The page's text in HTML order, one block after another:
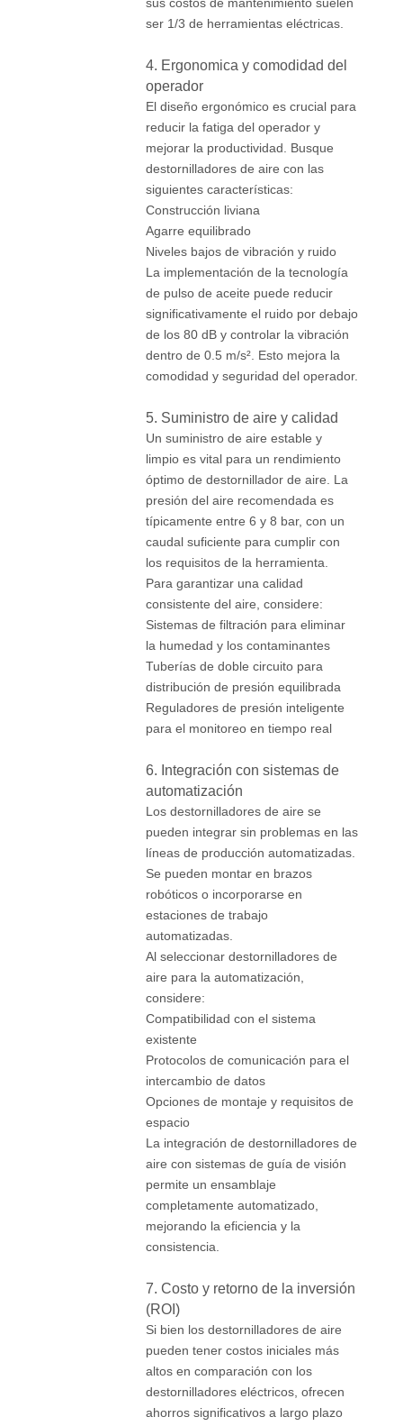
ser 1/3 de herramientas eléctricas.
4. Ergonomica y comodidad del
operador
El diseño ergonómico es crucial para
reducir la fatiga del operador y
mejorar la productividad. Busque
destornilladores de aire con las
siguientes características:
Construcción liviana
Agarre equilibrado
Niveles bajos de vibración y ruido
La implementación de la tecnología
de pulso de aceite puede reducir
significativamente el ruido por debajo
de los 80 dB y controlar la vibración
dentro de 0.5 m/s². Esto mejora la
comodidad y seguridad del operador.
5. Suministro de aire y calidad
Un suministro de aire estable y
limpio es vital para un rendimiento
óptimo de destornillador de aire. La
presión del aire recomendada es
típicamente entre 6 y 8 bar, con un
caudal suficiente para cumplir con
los requisitos de la herramienta.
Para garantizar una calidad
consistente del aire, considere:
Sistemas de filtración para eliminar
la humedad y los contaminantes
Tuberías de doble circuito para
distribución de presión equilibrada
Reguladores de presión inteligente
para el monitoreo en tiempo real
6. Integración con sistemas de
automatización
Los destornilladores de aire se
pueden integrar sin problemas en las
líneas de producción automatizadas.
Se pueden montar en brazos
robóticos o incorporarse en
estaciones de trabajo
automatizadas.
Al seleccionar destornilladores de
aire para la automatización,
considere:
Compatibilidad con el sistema
existente
Protocolos de comunicación para el
intercambio de datos
Opciones de montaje y requisitos de
espacio
La integración de destornilladores de
aire con sistemas de guía de visión
permite un ensamblaje
completamente automatizado,
mejorando la eficiencia y la
consistencia.
7. Costo y retorno de la inversión
(ROI)
Si bien los destornilladores de aire
pueden tener costos iniciales más
altos en comparación con los
destornilladores eléctricos, ofrecen
ahorros significativos a largo plazo